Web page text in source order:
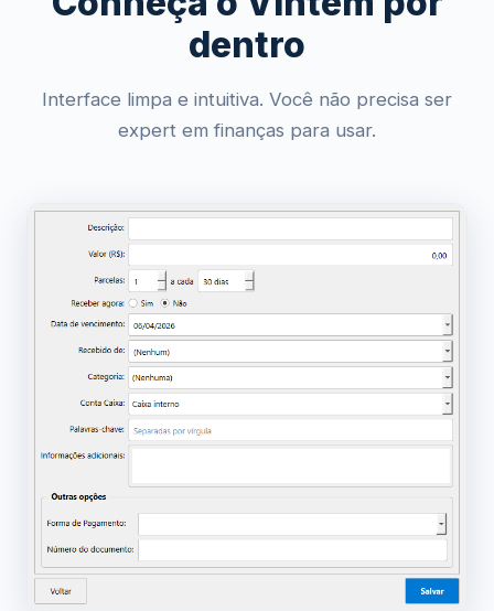
dentro
Interface limpa e intuitiva. Você não precisa ser
expert em finanças para usar.